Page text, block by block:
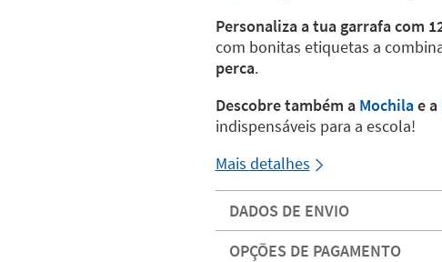
Personaliza a tua garrafa com
com bonitas etiquetas a
perca.
Descobre também a Mochilae a
indispensáveis para a escola!
Mais detalhes
DADOS DE ENVIO
OPÇÕES DE PAGAMENTO